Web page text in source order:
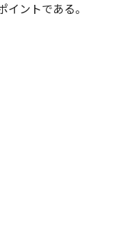
イントである。